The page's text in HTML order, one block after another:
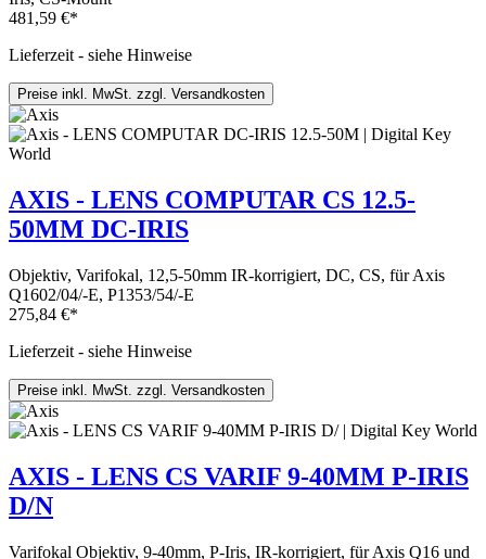
481,59 €*
Lieferzeit - siehe Hinweise
Preise inkl. MwSt. zzgl. Versandkosten
AXIS - LENS COMPUTAR CS 12.5-
50MM DC-IRIS
Objektiv, Varifokal, 12,5-50mm IR-korrigiert, DC, CS, für Axis
Q1602/04/-E, P1353/54/-E
275,84 €*
Lieferzeit - siehe Hinweise
Preise inkl. MwSt. zzgl. Versandkosten
AXIS - LENS CS VARIF 9-40MM P-IRIS
D/N
Varifokal Objektiv, 9-40mm, P-Iris, IR-korrigiert, für Axis Q16 und